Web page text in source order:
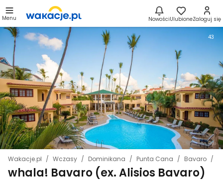
Menu NowościUlubioneZaloguj się
Wakacje.pl Wczasy Dominikana Punta Cana Bavaro
whala! Bavaro (ex. Alisios Bavaro)
43